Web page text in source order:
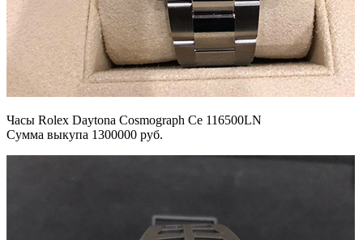
Часы Rolex Daytona Cosmograph Ce 116500LN
Сумма выкупа 1300000 руб.